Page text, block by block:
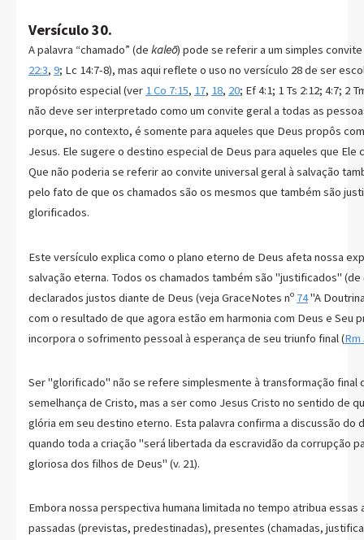
Versículo 30.
A palavra “chamado” (de kaleō) pode se referir a um simples
22:3, 9; Lc 14:7-8), mas aqui reflete o uso no versículo 28 de ser
propósito especial (ver 1 Co 7:15, 17, 18, 20; Ef 4:1; 1 Ts 2:12; 4:7; 2
não deve ser interpretado como um convite geral a todas as
porque, no contexto, é somente para aqueles que Deus propôs
Jesus. Ele sugere o destino especial de Deus para aqueles que Ele
Que não poderia se referir ao convite universal geral à salvação
pelo fato de que os chamados são os mesmos que também são
glorificados.
Este versículo explica como o plano eterno de Deus afeta nossa
salvação eterna. Todos os chamados também são "justificados" (de
declarados justos diante de Deus (veja GraceNotes nº 74"A
com o resultado de que agora estão em harmonia com Deus e Seu
incorpora o sofrimento pessoal à esperança de seu triunfo final (Rm
Ser "glorificado" não se refere simplesmente à transformação final
semelhança de Cristo, mas a ser como Jesus Cristo no sentido de
glória em seu destino eterno. Esta palavra confirma a discussão do
quando toda a criação "será libertada da escravidão da corrupção
gloriosa dos filhos de Deus" (v. 21).
Embora nossa perspectiva humana limitada no tempo atribua essas
passadas (previstas, predestinadas), presentes (chamadas,